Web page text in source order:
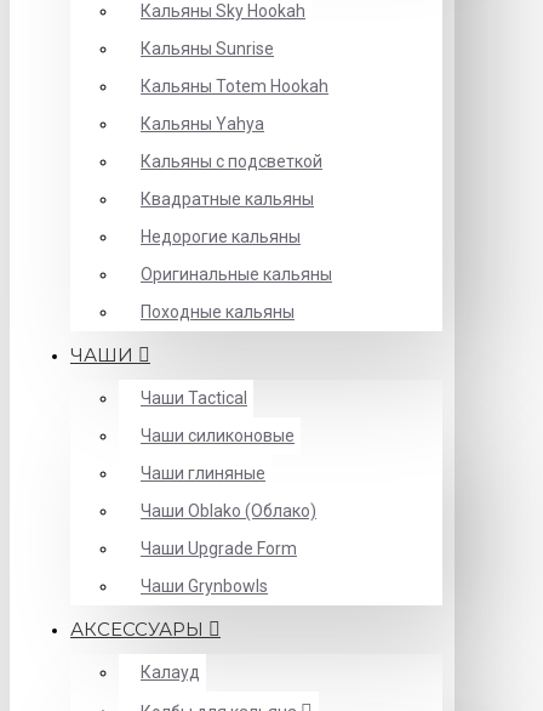
Кальяны Sky Hookah
Кальяны Sunrise
Кальяны Totem Hookah
Кальяны Yahya
Кальяны с подсветкой
Квадратные кальяны
Недорогие кальяны
Оригинальные кальяны
Походные кальяны
ЧАШИ
Чаши Tactical
Чаши силиконовые
Чаши глиняные
Чаши Oblako (Облако)
Чаши Upgrade Form
Чаши Grynbowls
АКСЕССУАРЫ
Калауд